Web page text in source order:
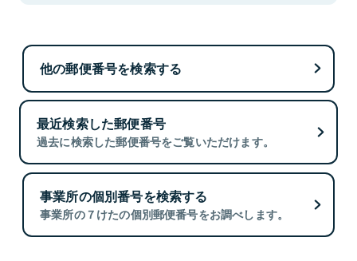
他の郵便番号を検索する
最近検索した郵便番号
過去に検索した郵便番号をご覧いただけます。
事業所の個別番号を検索する
事業所の７けたの個別郵便番号をお調べします。